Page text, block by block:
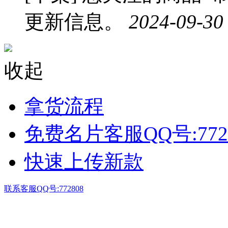
更新信息。 2024-09-
收起
拿货流程
免费名片客服QQ号
快速上传新款
联系客服QQ号:772808